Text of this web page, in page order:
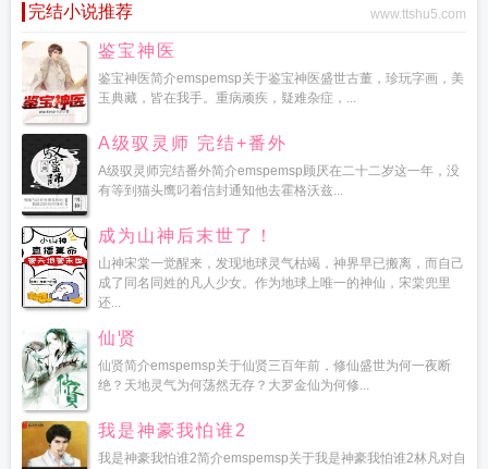
完结小说推荐 www.ttshu5.com
鉴宝神医
鉴宝神医简介emspemsp关于鉴宝神医盛世古董，珍玩字画，美
玉典藏，皆在我手。重病顽疾，疑难杂症，...
A级驭灵师 完结+番外
A级驭灵师完结番外简介emspemsp顾厌在二十二岁这一年，没
有等到猫头鹰叼着信封通知他去霍格沃兹...
成为山神后末世了！
山神宋棠一觉醒来，发现地球灵气枯竭，神界早已搬离，而自己
成了同名同姓的凡人少女。作为地球上唯一的神仙，宋棠兜里
还...
仙贤
仙贤简介emspemsp关于仙贤三百年前，修仙盛世为何一夜断
绝？天地灵气为何荡然无存？大罗金仙为何修...
我是神豪我怕谁2
我是神豪我怕谁2简介emspemsp关于我是神豪我怕谁2林凡对自